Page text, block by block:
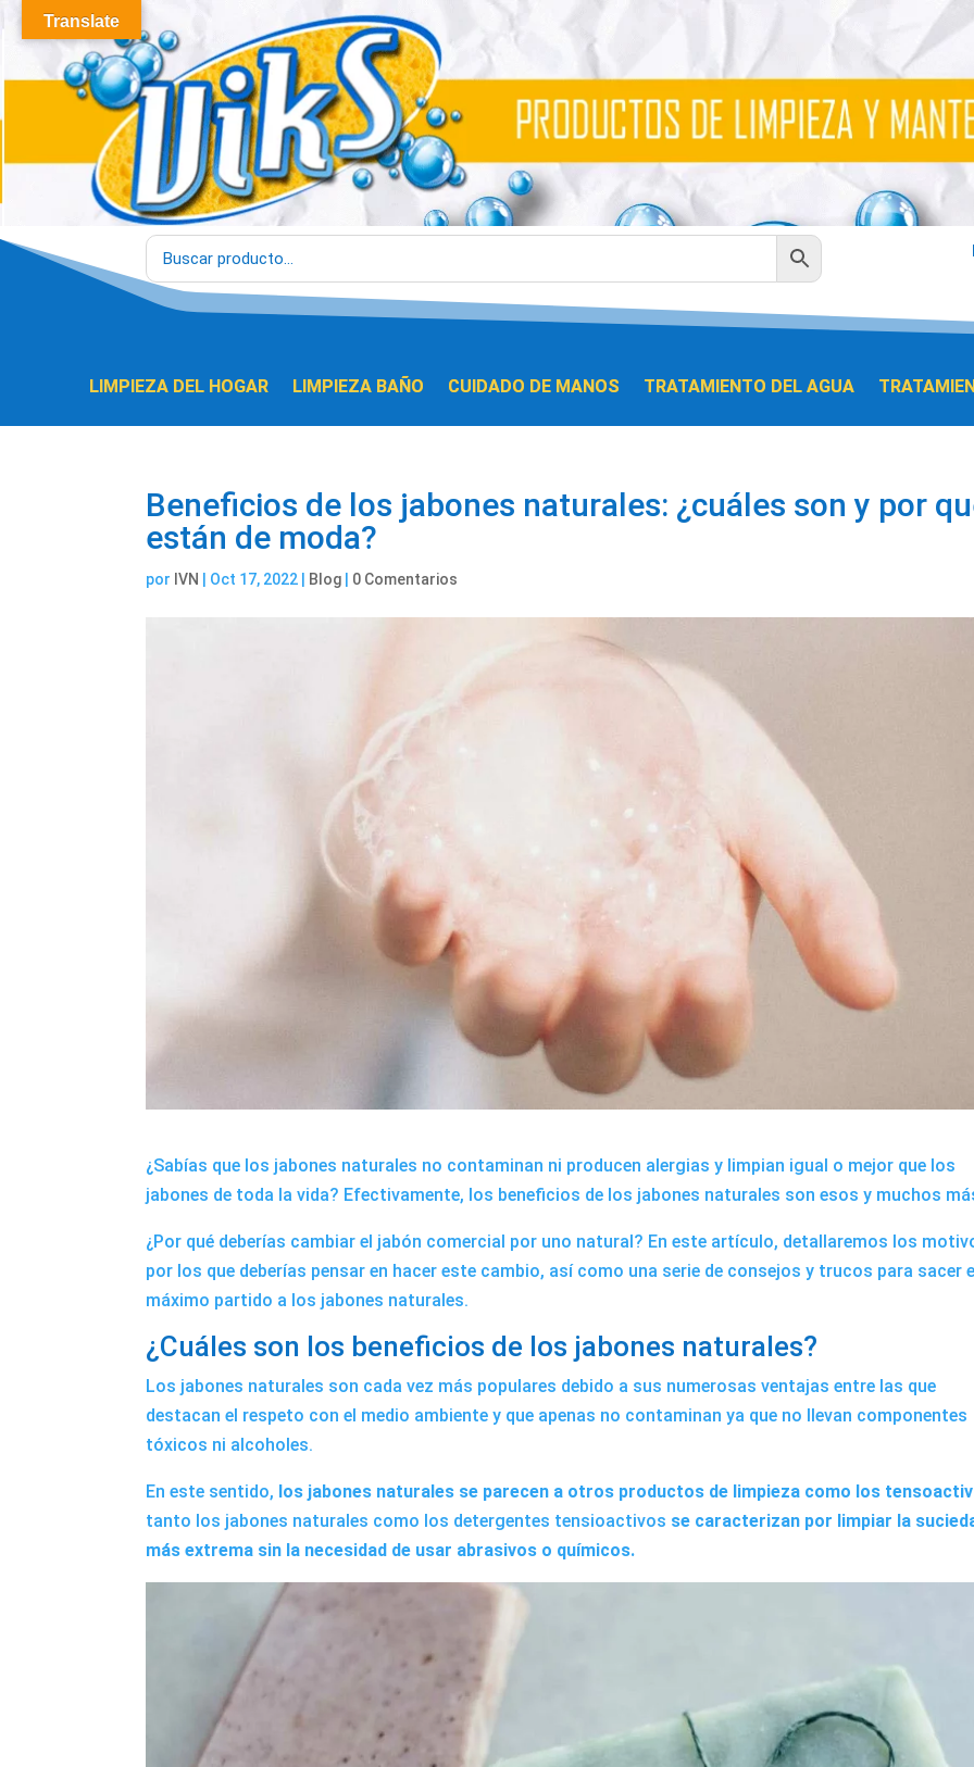
LIMPIEZA DEL HOGAR LIMPIEZA BAÑO CUIDADO DE MANOS TRATAMIENTO DEL AGUA
Beneficios de los jabones naturales: ¿cuáles son y por
están de moda?
por IVN Oct 17, 2022 Blog 0 Comentarios
¿Sabías que los jabones naturales no contaminan ni producen alergias y limpian igual o mejor que los
jabones de toda la vida? Efectivamente, los beneficios de los jabones naturales son esos y muchos
¿Por qué deberías cambiar el jabón comercial por uno natural? En este artículo, detallaremos los
por los que deberías pensar en hacer este cambio, así como una serie de consejos y trucos para sacer
máximo partido a los jabones naturales.
¿Cuáles son los beneficios de los jabones naturales?
Los jabones naturales son cada vez más populares debido a sus numerosas ventajas entre las que
destacan el respeto con el medio ambiente y que apenas no contaminan ya que no llevan componentes
tóxicos ni alcoholes.
En este sentido, los jabones naturales se parecen a otros productos de limpieza como los
tanto los jabones naturales como los detergentes tensioactivos se caracterizan por limpiar la
más extrema sin la necesidad de usar abrasivos o químicos.
Translate